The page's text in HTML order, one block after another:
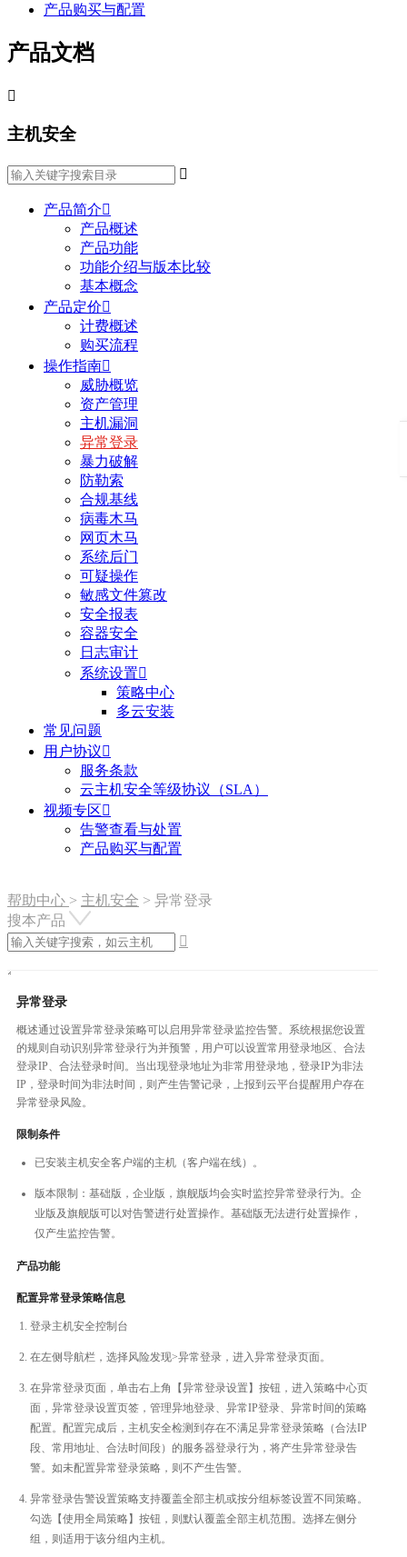
产品购买与配置
产品文档

主机安全

产品简介
产品概述
产品功能
功能介绍与版本比较
基本概念
产品定价
计费概述
购买流程
操作指南
威胁概览
资产管理
主机漏洞
异常登录
暴力破解
防勒索
合规基线
病毒木马
网页木马
系统后门
可疑操作
敏感文件篡改
安全报表
容器安全
日志审计
系统设置
策略中心
多云安装
常见问题
用户协议
服务条款
云主机安全等级协议（SLA）
视频专区
告警查看与处置
产品购买与配置
帮助中心 > 主机安全 > 异常登录
搜本产品

异常登录
概述通过设置异常登录策略可以启用异常登录监控告警。系统根据您设置
的规则自动识别异常登录行为并预警，用户可以设置常用登录地区、合法
登录IP、合法登录时间。当出现登录地址为非常用登录地，登录IP为非法
IP，登录时间为非法时间，则产生告警记录，上报到云平台提醒用户存在
异常登录风险。
限制条件
已安装主机安全客户端的主机（客户端在线）。
版本限制：基础版，企业版，旗舰版均会实时监控异常登录行为。企
业版及旗舰版可以对告警进行处置操作。基础版无法进行处置操作，
仅产生监控告警。
产品功能
配置异常登录策略信息
登录主机安全控制台
在左侧导航栏，选择风险发现>异常登录，进入异常登录页面。
在异常登录页面，单击右上角【异常登录设置】按钮，进入策略中心页
面，异常登录设置页签，管理异地登录、异常IP登录、异常时间的策略
配置。配置完成后，主机安全检测到存在不满足异常登录策略（合法IP
段、常用地址、合法时间段）的服务器登录行为，将产生异常登录告
警。如未配置异常登录策略，则不产生告警。
异常登录告警设置策略支持覆盖全部主机或按分组标签设置不同策略。
勾选【使用全局策略】按钮，则默认覆盖全部主机范围。选择左侧分
组，则适用于该分组内主机。